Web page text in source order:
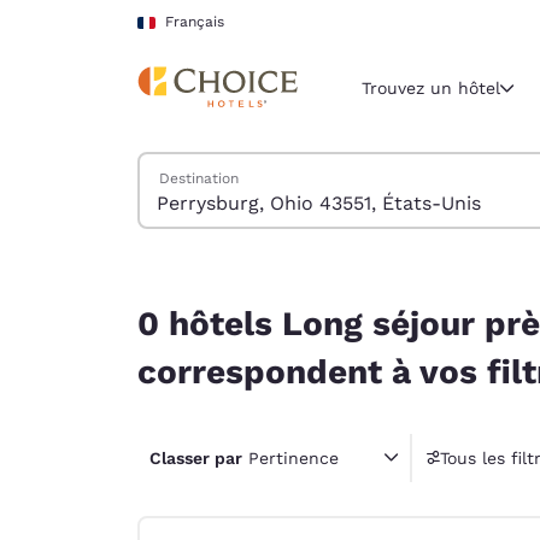
Sauter à Contenu Principal
Français
Région et lieu
Amériques
United
América
Trouvez un hôtel
Trouver des hôtels
Destination
0 hôtels Long séjour
correspondent à vos
Classer par Pertinence Tous les
4